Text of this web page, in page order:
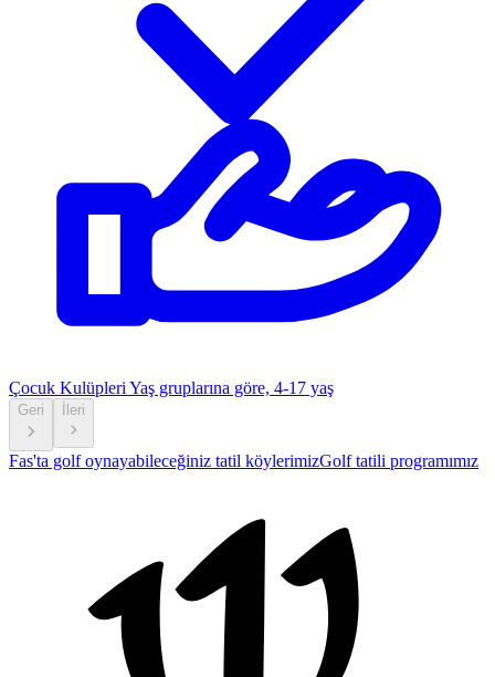
Çocuk Kulüpleri Yaş gruplarına göre, 4-17 yaş
Geri İleri
Fas'ta golf oynayabileceğiniz tatil köylerimizGolf tatili programımız